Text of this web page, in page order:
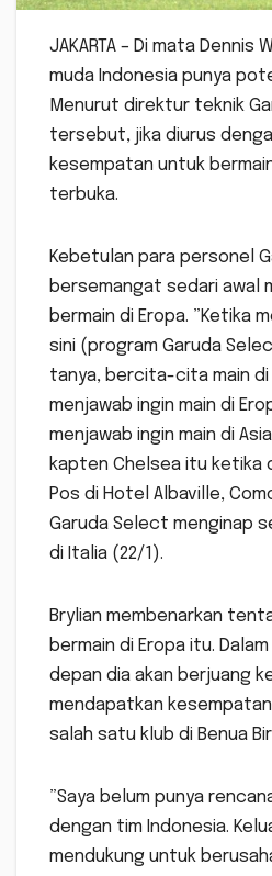
JAKARTA – Di mata Dennis
muda Indonesia punya
Menurut direktur teknik
tersebut, jika diurus
kesempatan untuk
terbuka.
Kebetulan para personel
bersemangat sedari awal
bermain di Eropa. ”Ketika
sini (program Garuda
tanya, bercita-cita main di
menjawab ingin main di
menjawab ingin main di
kapten Chelsea itu ketika
Pos di Hotel Albaville,
Garuda Select menginap
di Italia (22/1).
Brylian membenarkan
bermain di Eropa itu.
depan dia akan berjuang
mendapatkan
salah satu klub di Benua
”Saya belum punya
dengan tim Indonesia.
mendukung untuk